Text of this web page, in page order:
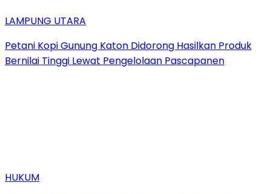
LAMPUNG UTARA
Petani Kopi Gunung Katon Didorong Hasilkan Produk
Bernilai Tinggi Lewat Pengelolaan Pascapanen
HUKUM